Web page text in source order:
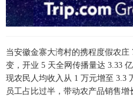
当安徽金寨大湾村的携程度假农
变，开业 5 天全网传播量达 3.33
现农民人均收入从 1 万元增至 3.3
员工占比过半，带动农产品销售